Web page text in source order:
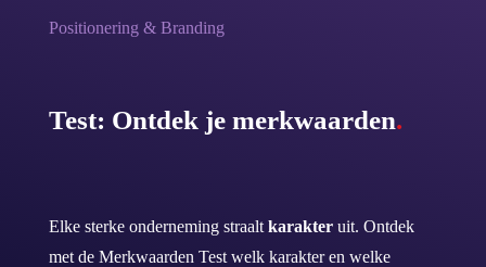
Positionering & Branding
Test: Ontdek je merkwaarden.
Elke sterke onderneming straalt karakteruit. Ontdek
met de Merkwaarden Test welk karakter en welke